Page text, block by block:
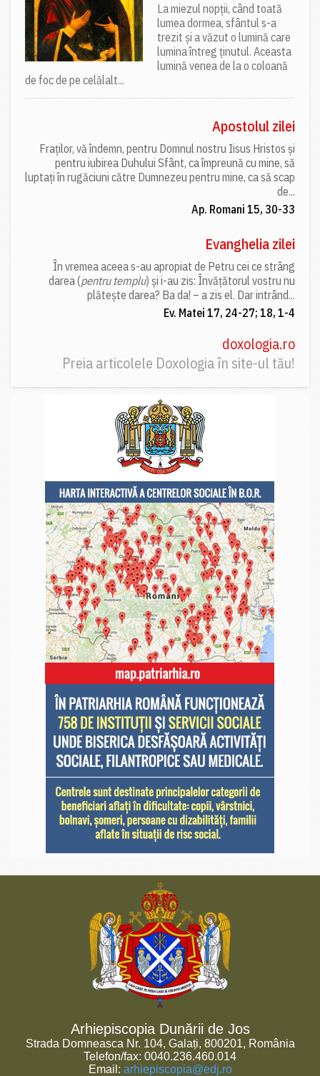
La miezul nopții, când toată
lumea dormea, sfântul s-a
trezit și a văzut o lumină care
lumina întreg ținutul. Aceasta
lumină venea de la o coloană
de foc de pe celălalt...
Apostolul zilei
Fraților, vă îndemn, pentru Domnul nostru Iisus Hristos și
pentru iubirea Duhului Sfânt, ca împreună cu mine, să
luptați în rugăciuni către Dumnezeu pentru mine, ca să scap
de...
Ap. Romani 15, 30-33
Evanghelia zilei
În vremea aceea s-au apropiat de Petru cei ce strâng
darea (pentru templu) și i-au zis: Învățătorul vostru nu
plătește darea? Ba da! – a zis el. Dar intrând...
Ev. Matei 17, 24-27; 18, 1-4
doxologia.ro
Preia articolele Doxologia în site-ul tău!
Arhiepiscopia Dunării de Jos
Strada Domneasca Nr. 104, Galați, 800201, România
Telefon/fax: 0040.236.460.014
Email: arhiepiscopia@edj.ro